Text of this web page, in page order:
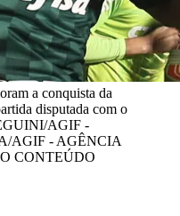
a conquista da
disputada com o
AGIF -
AGIF - AGÊNCIA
CONTEÚDO